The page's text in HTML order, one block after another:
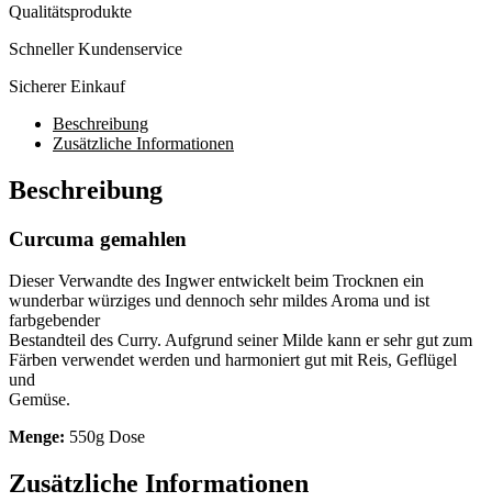
Qualitätsprodukte
Schneller Kundenservice
Sicherer Einkauf
Beschreibung
Zusätzliche Informationen
Beschreibung
Curcuma gemahlen
Dieser Verwandte des Ingwer entwickelt beim Trocknen ein
wunderbar würziges und dennoch sehr mildes Aroma und ist
farbgebender
Bestandteil des Curry. Aufgrund seiner Milde kann er sehr gut zum
Färben verwendet werden und harmoniert gut mit Reis, Geflügel
und
Gemüse.
Menge: 550g Dose
Zusätzliche Informationen